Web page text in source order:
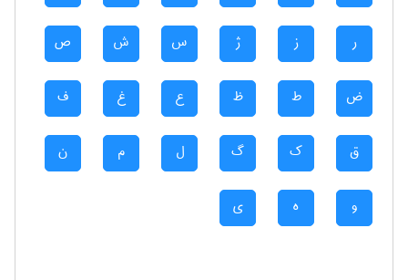
ر ز ژ س ش ص
ض ط ظ ع غ ف
ق ک گ ل م ن
و ه ی